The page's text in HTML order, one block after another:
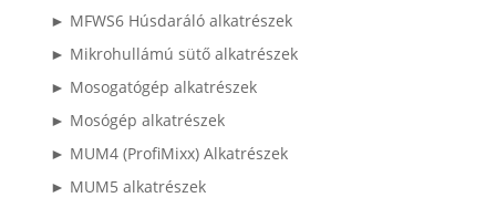
► MFWS6 Húsdaráló alkatrészek
► Mikrohullámú sütő alkatrészek
► Mosogatógép alkatrészek
► Mosógép alkatrészek
► MUM4 (ProfiMixx) Alkatrészek
► MUM5 alkatrészek